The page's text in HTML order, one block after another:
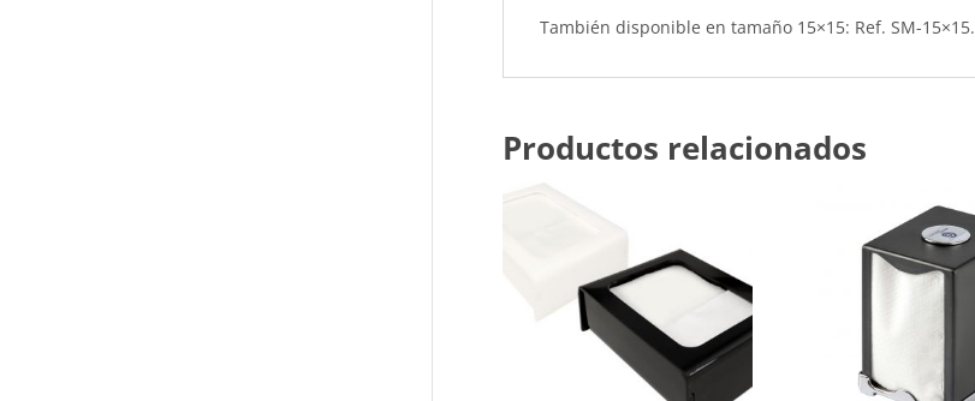
También disponible en tamaño 15×15: Ref. SM-15×15.
Productos relacionados